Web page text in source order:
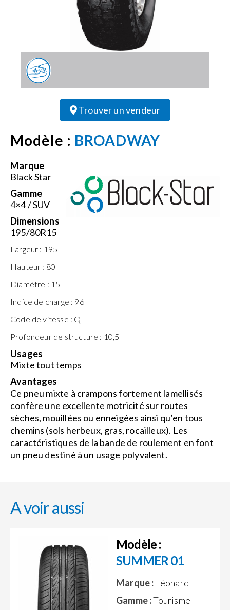
Trouver un vendeur
Modèle : BROADWAY
Marque
Black Star
Gamme
4×4 / SUV
Dimensions
195/80R15
Largeur : 195
Hauteur : 80
Diamètre : 15
Indice de charge : 96
Code de vitesse : Q
Profondeur de structure : 10,5
Usages
Mixte tout temps
Avantages
Ce pneu mixte à crampons fortement lamellisés
confère une excellente motricité sur routes
sèches, mouillées ou enneigées ainsi qu’en tous
chemins (sols herbeux, gras, rocailleux). Les
caractéristiques de la bande de roulement en font
un pneu destiné à un usage polyvalent.
A voir aussi
Modèle :
SUMMER 01
Marque : Léonard
Gamme :Tourisme